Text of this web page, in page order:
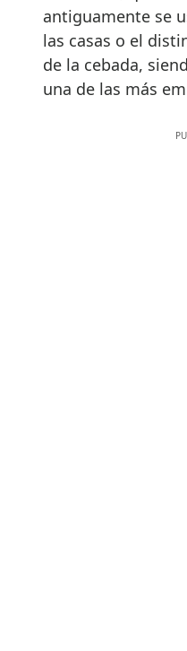
antiguamente se
las casas o el
de la cebada,
una de las más